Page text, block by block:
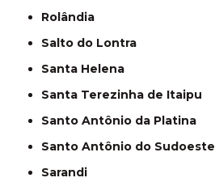
Rolândia
Salto do Lontra
Santa Helena
Santa Terezinha de Itaipu
Santo Antônio da Platina
Santo Antônio do Sudoeste
Sarandi